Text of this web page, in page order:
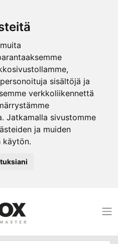
sisältöjä ja
verkkoliikennettä
Jatkamalla sivustomme
ja muiden
käytön.